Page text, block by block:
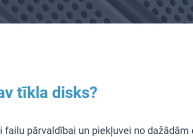
tīkla disks?
pārvaldībai un piekļuvei no